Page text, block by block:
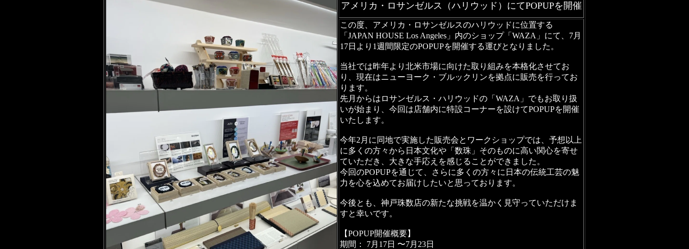
アメリカ・ロサンゼルス（ハリウッド）にてPOPUPを開催
この度、アメリカ・ロサンゼルスのハリウッドに位置する
「JAPAN HOUSE Los Angeles」内のショップ「WAZA」にて、7月
17日より1週間限定のPOPUPを開催する運びとなりました。
当社では昨年より北米市場に向けた取り組みを本格化させてお
り、現在はニューヨーク・ブルックリンを拠点に販売を行ってお
ります。
先月からはロサンゼルス・ハリウッドの「WAZA」でもお取り扱
いが始まり、今回は店舗内に特設コーナーを設けてPOPUPを開催
いたします。
今年2月に同地で実施した販売会とワークショップでは、予想以上
に多くの方々から日本文化や「数珠」そのものに高い関心を寄せ
ていただき、大きな手応えを感じることができました。
今回のPOPUPを通じて、さらに多くの方々に日本の伝統工芸の魅
力を心を込めてお届けしたいと思っております。
今後とも、神戸珠数店の新たな挑戦を温かく見守っていただけま
すと幸いです。
【POPUP開催概要】
期間： 7月17日 〜7月23日